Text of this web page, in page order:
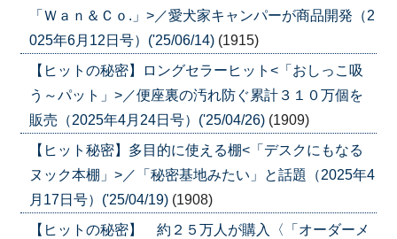
「Ｗａｎ＆Ｃｏ.」>／愛犬家キャンパーが商品開発（2
025年6月12日号）('25/06/14) (1915)
【ヒットの秘密】ロングセラーヒット<「おしっこ吸
う～パット」>／便座裏の汚れ防ぐ累計３１０万個を
販売（2025年4月24日号）('25/04/26) (1909)
【ヒット秘密】多目的に使える棚<「デスクにもなる
ヌック本棚」>／「秘密基地みたい」と話題（2025年4
月17日号）('25/04/19) (1908)
【ヒットの秘密】 約２５万人が購入〈「オーダーメ